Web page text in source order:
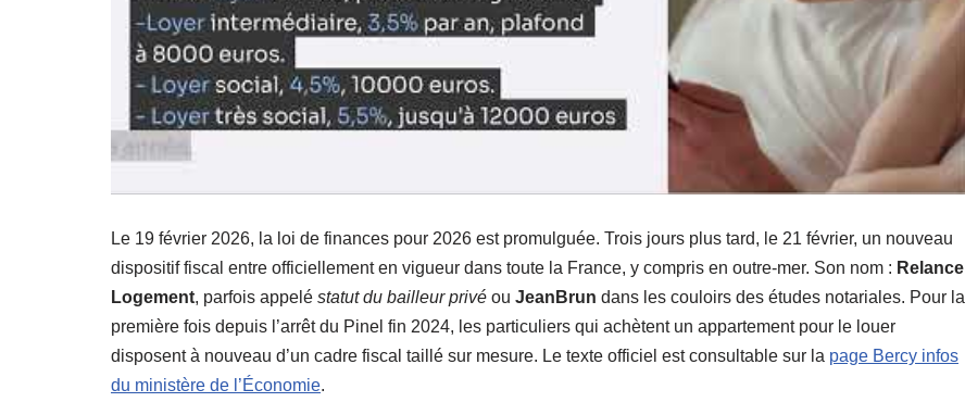
Le 19 février 2026, la loi de finances pour 2026 est promulguée. Trois jours plus tard, le 21 février, un nouveau
dispositif fiscal entre officiellement en vigueur dans toute la France, y compris en outre-mer. Son nom : Relance
Logement, parfois appelé statut du bailleur privé ou JeanBrun dans les couloirs des études notariales. Pour la
première fois depuis l’arrêt du Pinel fin 2024, les particuliers qui achètent un appartement pour le louer
disposent à nouveau d’un cadre fiscal taillé sur mesure. Le texte officiel est consultable sur la page Bercy infos
du ministère de l’Économie.